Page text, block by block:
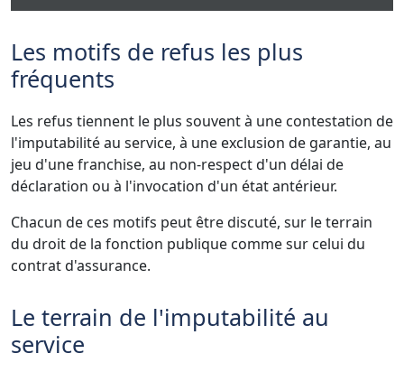
Les motifs de refus les plus
fréquents
Les refus tiennent le plus souvent à une contestation de
l'imputabilité au service, à une exclusion de garantie, au
jeu d'une franchise, au non-respect d'un délai de
déclaration ou à l'invocation d'un état antérieur.
Chacun de ces motifs peut être discuté, sur le terrain
du droit de la fonction publique comme sur celui du
contrat d'assurance.
Le terrain de l'imputabilité au
service